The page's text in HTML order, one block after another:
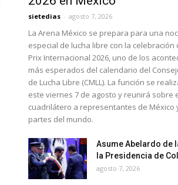
sietedias - agosto 7, 2026
La Arena México se prepara para una
especial de lucha libre con la celebración
Prix Internacional 2026, uno de los
más esperados del calendario del
de Lucha Libre (CMLL). La función se
este viernes 7 de agosto y reunirá sobre
cuadrilátero a representantes de México
partes del mundo.
Asume Abelardo de
la Presidencia de
agosto 7, 2026